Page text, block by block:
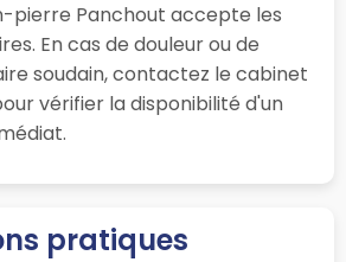
pierre Panchout accepte les
En cas de douleur ou de
soudain, contactez le cabinet
vérifier la disponibilité d'un
pratiques